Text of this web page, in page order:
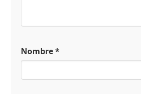
Nombre*